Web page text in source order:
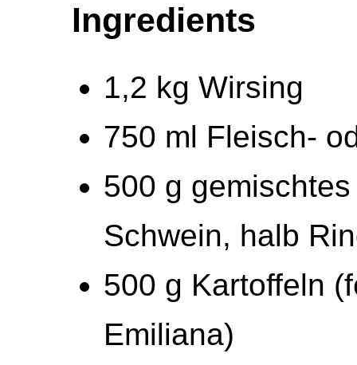
Ingredients
1,2 kg Wirsing
750 ml Fleisch-
500 g
Schwein, halb
500 g Kartoffeln
Emiliana)